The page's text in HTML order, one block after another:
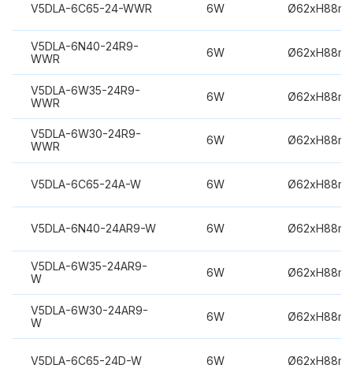
V5DLA-6C65-24-WWR 6W
V5DLA-6N40-24R9-
WWR
6W
V5DLA-6W35-24R9-
WWR
6W
V5DLA-6W30-24R9-
WWR
6W
V5DLA-6C65-24A-W 6W
V5DLA-6N40-24AR9-W 6W
V5DLA-6W35-24AR9-
W
6W
V5DLA-6W30-24AR9-
W
6W
V5DLA-6C65-24D-W 6W